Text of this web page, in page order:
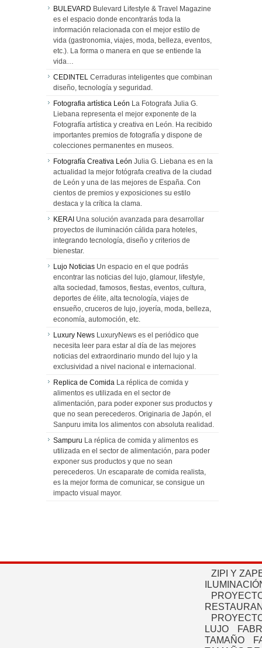
BULEVARD Bulevard Lifestyle & Travel Magazine
es el espacio donde encontrarás toda la
información relacionada con el mejor estilo de
vida (gastronomia, viajes, moda, belleza, eventos,
etc.). La forma o manera en que se entiende la
vida…
CEDINTEL Cerraduras inteligentes que combinan
diseño, tecnología y seguridad.
Fotografia artística León La Fotografa Julia G.
Liebana representa el mejor exponente de la
Fotografía artística y creativa en León. Ha recibido
importantes premios de fotografía y dispone de
colecciones permanentes en museos.
Fotografía Creativa León Julia G. Liebana es en la
actualidad la mejor fotógrafa creativa de la ciudad
de León y una de las mejores de España. Con
cientos de premios y exposiciones su estilo
destaca y la crítica la clama.
KERAI Una solución avanzada para desarrollar
proyectos de iluminación cálida para hoteles,
integrando tecnología, diseño y criterios de
bienestar.
Lujo Noticias Un espacio en el que podrás
encontrar las noticias del lujo, glamour, lifestyle,
alta sociedad, famosos, fiestas, eventos, cultura,
deportes de élite, alta tecnología, viajes de
ensueño, cruceros de lujo, joyería, moda, belleza,
economía, automoción, etc.
Luxury News LuxuryNews es el periódico que
necesita leer para estar al día de las mejores
noticias del extraordinario mundo del lujo y la
exclusividad a nivel nacional e internacional.
Replica de Comida La réplica de comida y
alimentos es utilizada en el sector de
alimentación, para poder exponer sus productos y
que no sean perecederos. Originaria de Japón, el
Sanpuru imita los alimentos con absoluta realidad.
Sampuru La réplica de comida y alimentos es
utilizada en el sector de alimentación, para poder
exponer sus productos y que no sean
perecederos. Un escaparate de comida realista,
es la mejor forma de comunicar, se consigue un
impacto visual mayor.
ZIPI Y
LUJO
TAMAÑO